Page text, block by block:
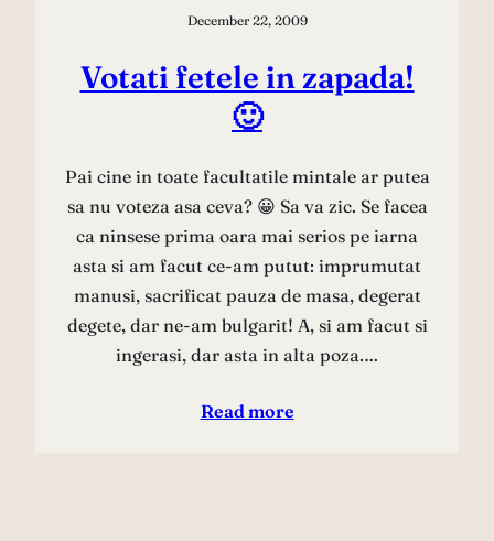
December 22, 2009
Votati fetele in zapada!
🙂
Pai cine in toate facultatile mintale ar putea
sa nu voteza asa ceva? 😀 Sa va zic. Se facea
ca ninsese prima oara mai serios pe iarna
asta si am facut ce-am putut: imprumutat
manusi, sacrificat pauza de masa, degerat
degete, dar ne-am bulgarit! A, si am facut si
ingerasi, dar asta in alta poza.…
Read more